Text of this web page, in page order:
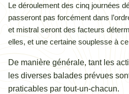
Le déroulement des cinq journées
passeront pas forcément dans
et mistral seront des facteurs
elles, et une certaine souplesse à
De manière générale, tant les
les diverses balades prévues
praticables par tout-un-chacun.